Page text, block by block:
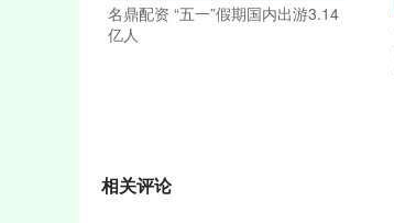
名鼎配资 “五一”假期国内出游3.14
亿人
相关评论